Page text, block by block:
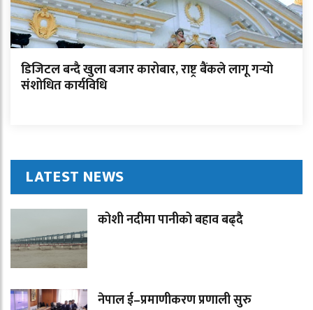
डिजिटल बन्दै खुला बजार कारोबार, राष्ट्र बैंकले लागू गर्‍यो
संशोधित कार्यविधि
LATEST NEWS
कोशी नदीमा पानीको बहाव बढ्दै
नेपाल ई–प्रमाणीकरण प्रणाली सुरु